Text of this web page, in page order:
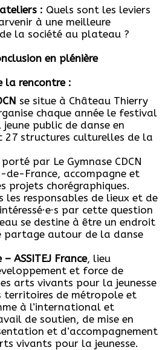
: Quels sont les leviers
à une meilleure
la société au plateau ?
en plénière
la rencontre :
se situe à Château Thierry
chaque année le festival
public de danse en
27 structures culturelles de la
porté par Le Gymnase CDCN
de-France, accompagne et
projets chorégraphiques.
les responsables de lieux et de
par cette question
se destine à être un endroit
partage autour de la danse
– ASSITEJ France, lieu
et force de
arts vivants pour la jeunesse
territoires de métropole et
à l’international et
de soutien, de mise en
et d’accompagnement
vivants pour la jeunesse.